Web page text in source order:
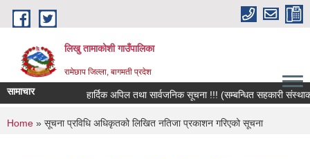
Skip to main content
लिखु तामाकोशी गाउँपालिका
रामेछाप जिल्ला, बागमती प्रदेश
सामाचार हार्दिक अपिल तथा सार्वजनिक सूचना !!! (सम्बन्धित सहकारी संस्थाका
You are here
Home » सूचना प्रविधि अधिकृतको लिखित नतिजा प्रकाशन गरिएको सूचना